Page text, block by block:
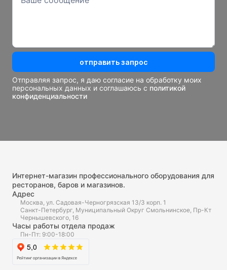
отправить запрос
Отправляя запрос, я даю согласие на обработку моих
персональных данных и соглашаюсь с политикой
конфиденциальности
Интернет-магазин профессионального оборудования для
ресторанов, баров и магазинов.
Адрес
Москва, ул. Садовая-Черногрязская 13/3 корп. 1
Санкт-Петербург, Муниципальный Округ Смольнинское, Пр-Кт
Чернышевского, 16
Часы работы отдела продаж
Пн-Пт: 9:00-18:00